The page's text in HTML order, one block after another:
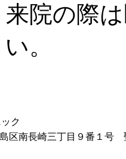
来院の際
。
ク
区南長崎三丁目９番１号